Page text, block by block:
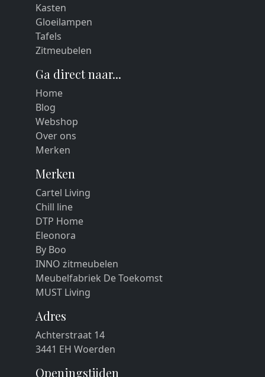
Kasten
Gloeilampen
Tafels
Zitmeubelen
Ga direct naar...
Home
Blog
Webshop
Over ons
Merken
Merken
Cartel Living
Chill line
DTP Home
Eleonora
By Boo
INNO zitmeubelen
Meubelfabriek De Toekomst
MUST Living
Adres
Achterstraat 14
3441 EH Woerden
Openingstijden